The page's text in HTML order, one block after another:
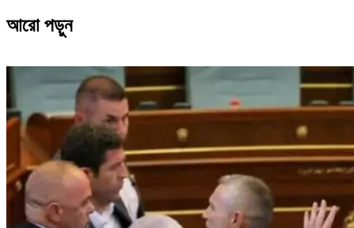
আরো পড়ুন